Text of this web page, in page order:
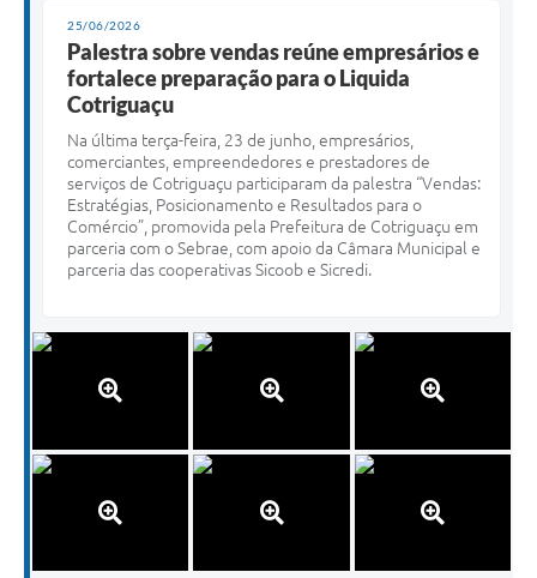
25/06/2026
Palestra sobre vendas reúne empresários e
fortalece preparação para o Liquida
Cotriguaçu
Na última terça-feira, 23 de junho, empresários,
comerciantes, empreendedores e prestadores de
serviços de Cotriguaçu participaram da palestra “Vendas:
Estratégias, Posicionamento e Resultados para o
Comércio”, promovida pela Prefeitura de Cotriguaçu em
parceria com o Sebrae, com apoio da Câmara Municipal e
parceria das cooperativas Sicoob e Sicredi.